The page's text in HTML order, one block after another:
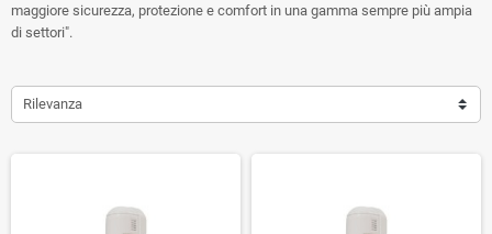
maggiore sicurezza, protezione e comfort in una gamma sempre più ampia
di settori".
Rilevanza